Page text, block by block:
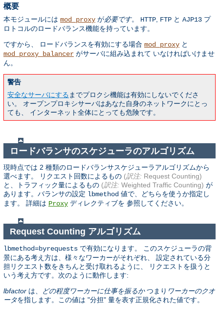
概要
本モジュールには mod_proxy が必要です。 HTTP FTP と AJP13 プ
ロトコルのロードバランス機能を持っています。
ですから、 ロードバランスを有効にする場合 mod_proxy と
mod_proxy_balancer がサーバに組み込まれて いなければいけませ
ん。
警告
安全なサーバにする までプロクシ機能は有効にしないでくださ
い。 オープンプロキシサーバはあなた自身のネットワークにとっ
ても、 インターネット全体にとっても危険です。
ロードバランサのスケジューラのアルゴリズム
現時点では 2 種類のロードバランサスケジューラアルゴリズムから
選べます。 リクエスト回数によるもの (訳注: Request Counting)
と、トラフィック量によるもの (訳注: Weighted Traffic Counting) が
あります。バランサの設定 lbmethod 値で、どちらを使うか指定し
ます。 詳細は Proxy ディレクティブを 参照してください。
Request Counting アルゴリズム
lbmethod=byrequests で有効になります。 このスケジューラの背
景にある考え方は、様々なワーカーがそれぞれ、 設定されている分
担リクエスト数をきちんと受け取れるように、 リクエストを扱うと
いう考え方です。次のように動作します:
lbfactor は、 どの程度ワーカーに仕事を振るかつまり ワーカーのクオ
ータを指します。この値は "分担" 量を表す正規化された値です。